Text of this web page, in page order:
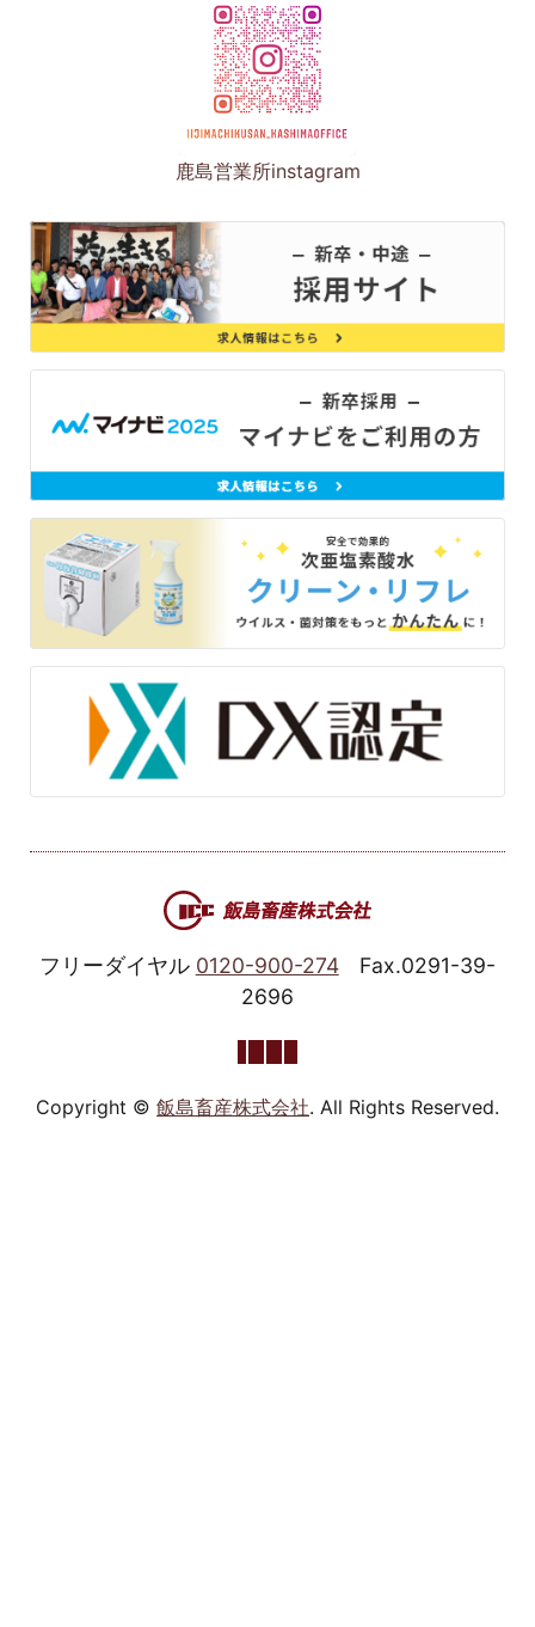
鹿島営業所instagram
フリーダイヤル 0120-900-274
Fax.0291-39-
2696
Copyright © 飯島畜産株式会社. All Rights Reserved.